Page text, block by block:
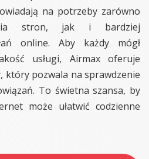
na potrzeby zarówno
stron, jak i bardziej
online. Aby każdy mógł
usługi, Airmax oferuje
który pozwala na sprawdzenie
To świetna szansa, by
może ułatwić codzienne